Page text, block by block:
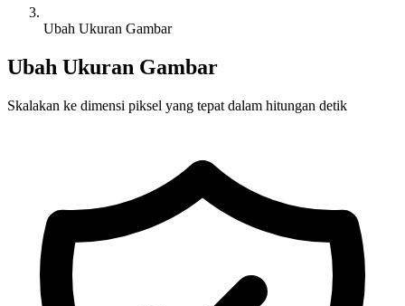
Ubah Ukuran Gambar
Ubah Ukuran Gambar
Skalakan ke dimensi piksel yang tepat dalam hitungan detik